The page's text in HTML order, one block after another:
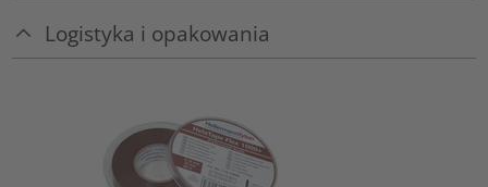
Logistyka i opakowania